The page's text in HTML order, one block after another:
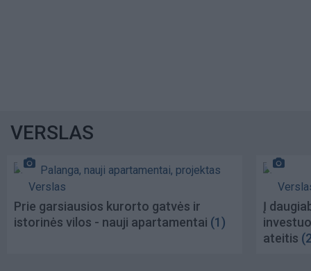
VERSLAS
Verslas
Prie garsiausios kurorto gatvės ir
istorinės vilos - nauji apartamentai (1)
Į
ateitis